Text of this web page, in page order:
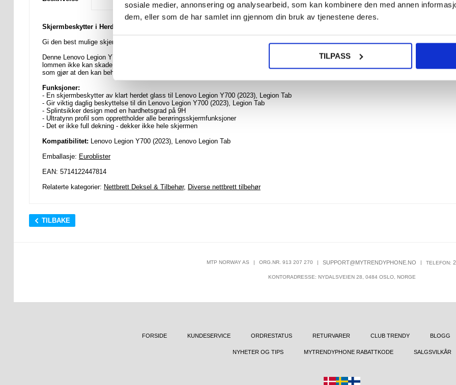
sosiale medier, annonsering og analysearbeid, som kan kombinere den med annen
dem, eller som de har samlet inn gjennom din bruk av tjenestene deres.
TILPASS
Skjermbeskytter i Herdet Glass til Lenovo Legion Y700 (2023), Legion Tab - 9H, 0.3mm
Gi den best mulige skjermbeskyttelsen til din Lenovo Legion Y700 (2023), Legion Tab med denne skjermbeskytteren i herdet glass.
Denne Lenovo Legion Y700 (2023), Legion Tab-skjermbeskytteren i herdet glass har en hardhetsstandard på 9H, slik at nøkler og mynter i
lommen ikke kan skade den. Selv om den har 9H-holdbarhet, er den herdede glassskjermbeskytteren også ultratynn, og måler kun 0,3 mm,
som gjør at den kan beholde alle berøringsskjermfunksjoner.
Funksjoner:
- En skjermbeskytter av klart herdet glass til Lenovo Legion Y700 (2023), Legion Tab
- Gir viktig daglig beskyttelse til din Lenovo Legion Y700 (2023), Legion Tab
- Splintsikker design med en hardhetsgrad på 9H
- Ultratynn profil som opprettholder alle berøringsskjermfunksjoner
- Det er ikke full dekning - dekker ikke hele skjermen
Kompatibilitet: Lenovo Legion Y700 (2023), Lenovo Legion Tab
Emballasje: Euroblister
EAN: 5714122447814
Relaterte kategorier: Nettbrett Deksel & Tilbehør, Diverse nettbrett tilbehør
TILBAKE
MTP NORWAY AS | ORG.NR. 913 207 270 | SUPPORT@MYTRENDYPHONE.NO | TELEFON:
KONTORADRESSE: NYDALSVEIEN 28, 0484 OSLO, NORGE
FORSIDE KUNDESERVICE ORDRESTATUS RETURVARER CLUB TRENDY BLOGG
NYHETER OG TIPS MYTRENDYPHONE RABATTKODE SALGSVILKÅR